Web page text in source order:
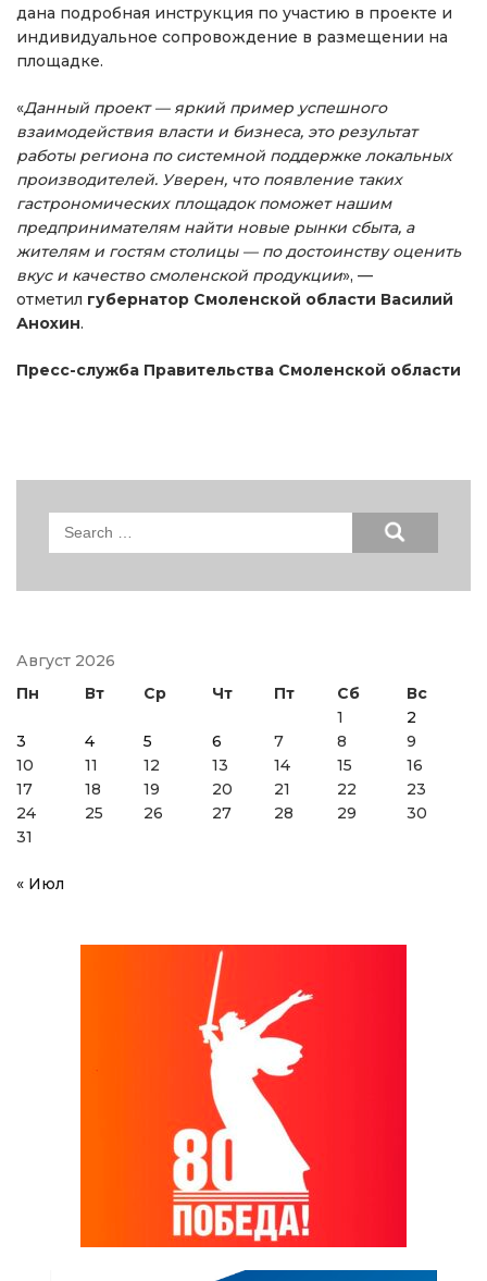
дана подробная инструкция по участию в проекте и
индивидуальное сопровождение в размещении на
площадке.
«Данный проект — яркий пример успешного
взаимодействия власти и бизнеса, это результат
работы региона по системной поддержке локальных
производителей. Уверен, что появление таких
гастрономических площадок поможет нашим
предпринимателям найти новые рынки сбыта, а
жителям и гостям столицы — по достоинству оценить
вкус и качество смоленской продукции», —
отметил губернатор Смоленской области Василий
Анохин.
Пресс-служба Правительства Смоленской области
Search
Август 2026
Пн
Вт Ср Чт Пт Сб
Вс
1
2
3
4 5 6 7 8
9
10
11 12 13 14 15
16
17
18 19 20 21 22
23
24
25 26 27 28 29
30
31
« Июл